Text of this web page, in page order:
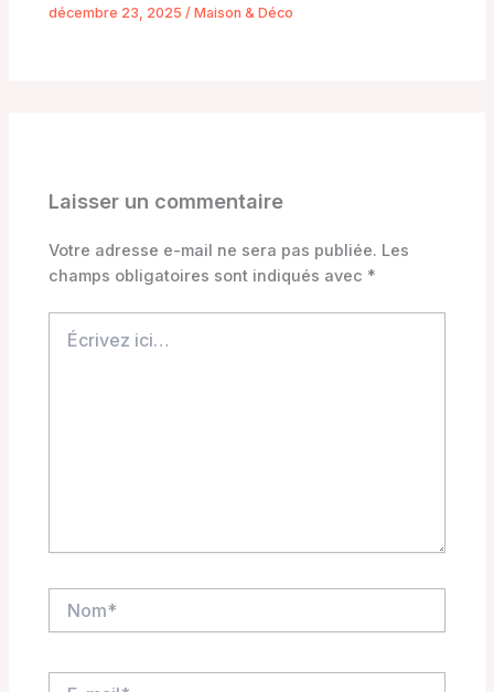
décembre 23, 2025/Maison & Déco
Laisser un commentaire
Votre adresse e-mail ne sera pas publiée. Les
champs obligatoires sont indiqués avec *
ici…